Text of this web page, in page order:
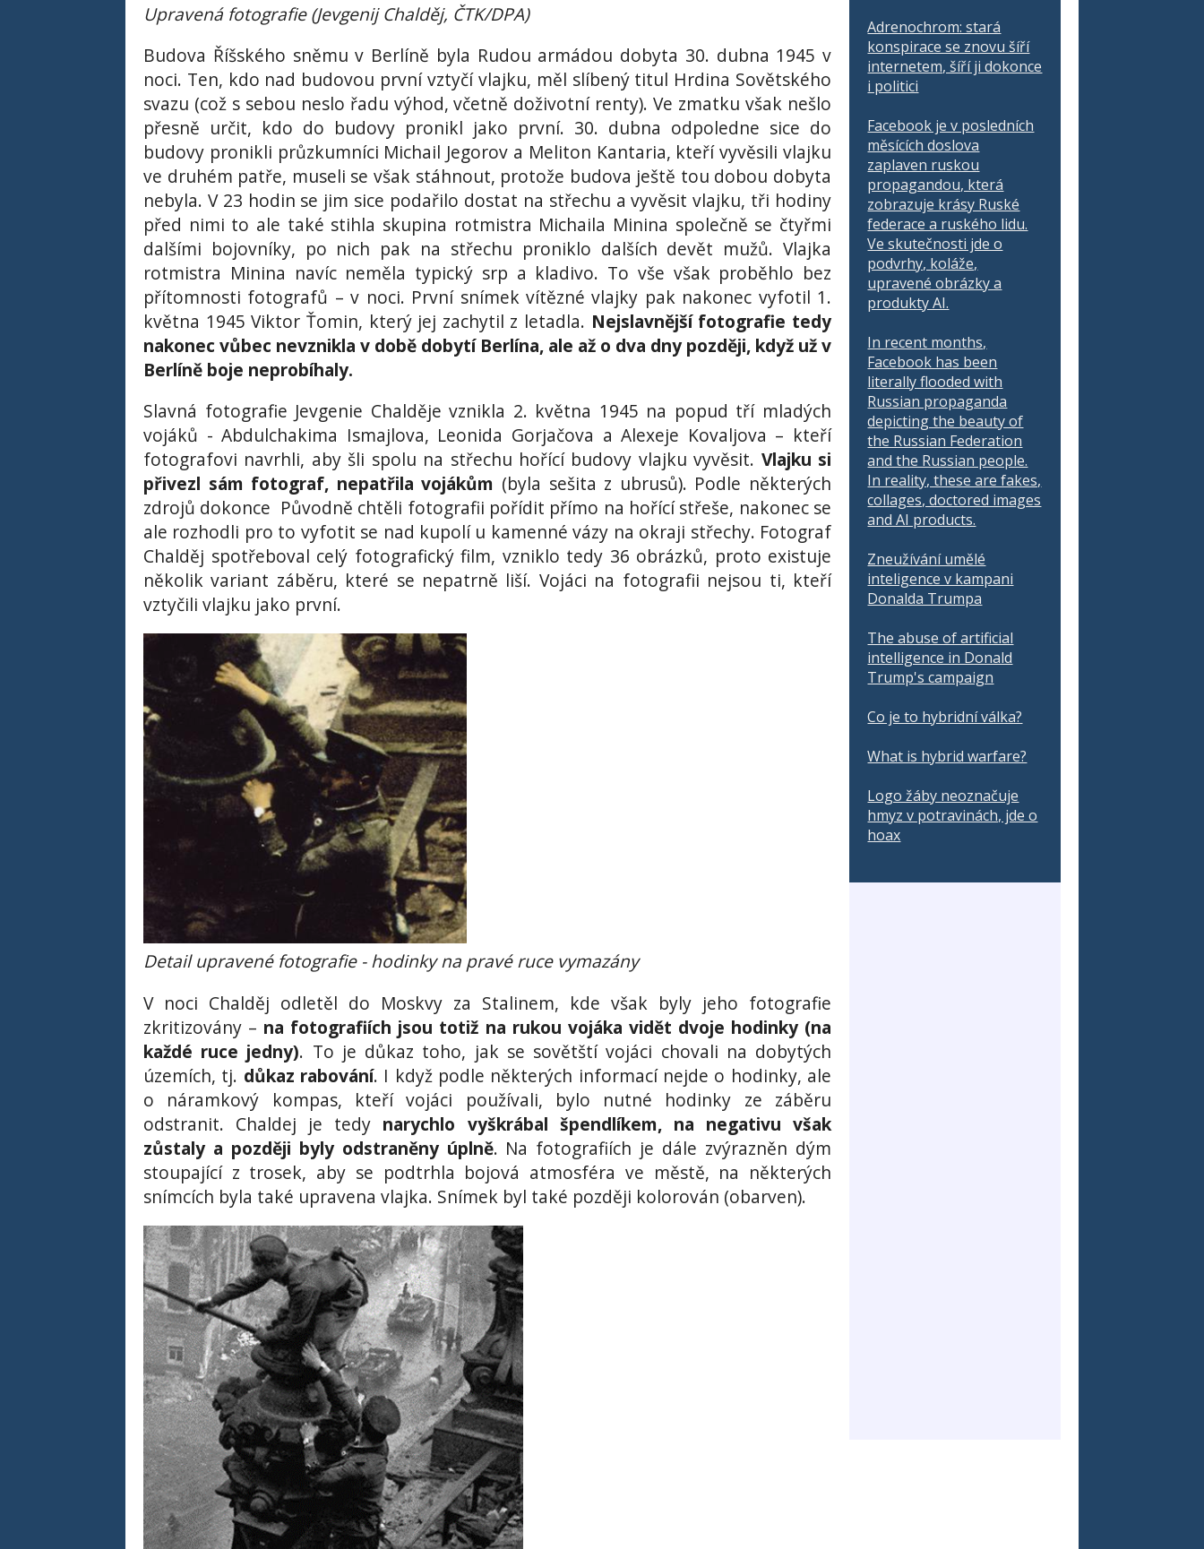
Adrenochrom: stará
konspirace se znovu šíří
internetem, šíří ji dokonce
i politici
Facebook je v posledních
měsících doslova
zaplaven ruskou
propagandou, která
zobrazuje krásy Ruské
federace a ruského lidu.
Ve skutečnosti jde o
podvrhy, koláže,
upravené obrázky a
produkty AI.
In recent months,
Facebook has been
literally flooded with
Russian propaganda
depicting the beauty of
the Russian Federation
and the Russian people.
In reality, these are fakes,
collages, doctored images
and AI products.
Zneužívání umělé
inteligence v kampani
Donalda Trumpa
The abuse of artificial
intelligence in Donald
Trump's campaign
Co je to hybridní válka?
What is hybrid warfare?
Logo žáby neoznačuje
hmyz v potravinách, jde o
hoax
Upravená fotografie (Jevgenij Chalděj, ČTK/DPA)
Budova Říšského sněmu v Berlíně byla Rudou armádou dobyta 30. dubna 1945 v
noci. Ten, kdo nad budovou první vztyčí vlajku, měl slíbený titul Hrdina Sovětského
svazu (což s sebou neslo řadu výhod, včetně doživotní renty). Ve zmatku však nešlo
přesně určit, kdo do budovy pronikl jako první. 30. dubna odpoledne sice do
budovy pronikli průzkumníci Michail Jegorov a Meliton Kantaria, kteří vyvěsili vlajku
ve druhém patře, museli se však stáhnout, protože budova ještě tou dobou dobyta
nebyla. V 23 hodin se jim sice podařilo dostat na střechu a vyvěsit vlajku, tři hodiny
před nimi to ale také stihla skupina rotmistra Michaila Minina společně se čtyřmi
dalšími bojovníky, po nich pak na střechu proniklo dalších devět mužů. Vlajka
rotmistra Minina navíc neměla typický srp a kladivo. To vše však proběhlo bez
přítomnosti fotografů – v noci. První snímek vítězné vlajky pak nakonec vyfotil 1.
května 1945 Viktor Ťomin, který jej zachytil z letadla. Nejslavnější fotografie tedy
nakonec vůbec nevznikla v době dobytí Berlína, ale až o dva dny později, když už v
Berlíně boje neprobíhaly.
Slavná fotografie Jevgenie Chalděje vznikla 2. května 1945 na popud tří mladých
vojáků - Abdulchakima Ismajlova, Leonida Gorjačova a Alexeje Kovaljova – kteří
fotografovi navrhli, aby šli spolu na střechu hořící budovy vlajku vyvěsit. Vlajku si
přivezl sám fotograf, nepatřila vojákům (byla sešita z ubrusů). Podle některých
zdrojů dokonce Původně chtěli fotografii pořídit přímo na hořící střeše, nakonec se
ale rozhodli pro to vyfotit se nad kupolí u kamenné vázy na okraji střechy. Fotograf
Chalděj spotřeboval celý fotografický film, vzniklo tedy 36 obrázků, proto existuje
několik variant záběru, které se nepatrně liší. Vojáci na fotografii nejsou ti, kteří
vztyčili vlajku jako první.
Detail upravené fotografie - hodinky na pravé ruce vymazány
V noci Chalděj odletěl do Moskvy za Stalinem, kde však byly jeho fotografie
zkritizovány – na fotografiích jsou totiž na rukou vojáka vidět dvoje hodinky (na
každé ruce jedny). To je důkaz toho, jak se sovětští vojáci chovali na dobytých
územích, tj. důkaz rabování. I když podle některých informací nejde o hodinky, ale
o náramkový kompas, kteří vojáci používali, bylo nutné hodinky ze záběru
odstranit. Chaldej je tedy narychlo vyškrábal špendlíkem, na negativu však
zůstaly a později byly odstraněny úplně. Na fotografiích je dále zvýrazněn dým
stoupající z trosek, aby se podtrhla bojová atmosféra ve městě, na některých
snímcích byla také upravena vlajka. Snímek byl také později kolorován (obarven).